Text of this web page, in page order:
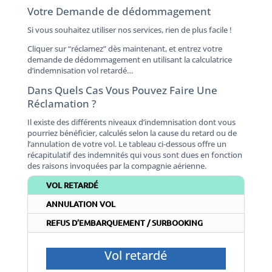
Votre Demande de dédommagement
Si vous souhaitez utiliser nos services, rien de plus facile !
Cliquer sur “réclamez” dès maintenant, et entrez votre
demande de dédommagement en utilisant la calculatrice
d’indemnisation vol retardé…
Dans Quels Cas Vous Pouvez Faire Une
Réclamation ?
Il existe des différents niveaux d’indemnisation dont vous
pourriez bénéficier, calculés selon la cause du retard ou de
l’annulation de votre vol. Le tableau ci-dessous offre un
récapitulatif des indemnités qui vous sont dues en fonction
des raisons invoquées par la compagnie aérienne.
VOL RETARDÉ
ANNULATION VOL
REFUS D’EMBARQUEMENT / SURBOOKING
Vol retardé